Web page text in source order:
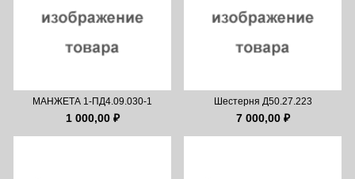
МАНЖЕТА 1-ПД4.09.030-1
1 000,00 ₽
Шестерня Д50.27.223
7 000,00 ₽